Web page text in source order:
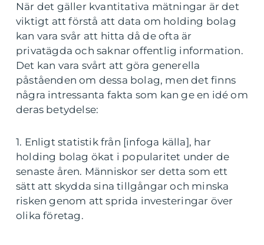
När det gäller kvantitativa mätningar är det
viktigt att förstå att data om holding bolag
kan vara svår att hitta då de ofta är
privatägda och saknar offentlig information.
Det kan vara svårt att göra generella
påståenden om dessa bolag, men det finns
några intressanta fakta som kan ge en idé om
deras betydelse:
1. Enligt statistik från [infoga källa], har
holding bolag ökat i popularitet under de
senaste åren. Människor ser detta som ett
sätt att skydda sina tillgångar och minska
risken genom att sprida investeringar över
olika företag.